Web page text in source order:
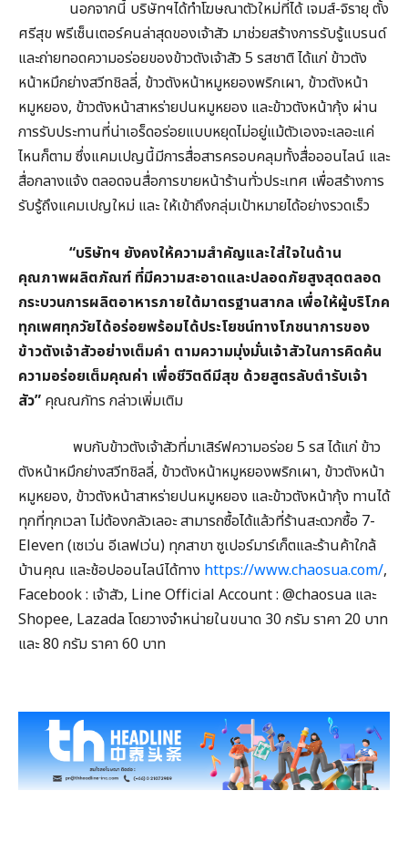
นอกจากนี้ บริษัทฯได้ทำโฆษณาตัวใหม่ที่ได้ เจมส์-จิรายุ ตั้ง
ศรีสุข พรีเซ็นเตอร์คนล่าสุดของเจ้าสัว มาช่วยสร้างการรับรู้แบรนด์
และถ่ายทอดความอร่อยของข้าวตังเจ้าสัว 5 รสชาติ ได้แก่ ข้าวตัง
หน้าหมึกย่างสวีทชิลลี่, ข้าวตังหน้าหมูหยองพริกเผา, ข้าวตังหน้า
หมูหยอง, ข้าวตังหน้าสาหร่ายปนหมูหยอง และข้าวตังหน้ากุ้ง ผ่าน
การรับประทานที่น่าเอร็ดอร่อยแบบหยุดไม่อยู่แม้ตัวเองจะเลอะแค่
ไหนก็ตาม ซึ่งแคมเปญนี้มีการสื่อสารครอบคลุมทั้งสื่อออนไลน์ และ
สื่อกลางแจ้ง ตลอดจนสื่อการขายหน้าร้านทั่วประเทศ เพื่อสร้างการ
รับรู้ถึงแคมเปญใหม่ และ ให้เข้าถึงกลุ่มเป้าหมายได้อย่างรวดเร็ว
“บริษัทฯ ยังคงให้ความสำคัญและใส่ใจในด้าน
คุณภาพผลิตภัณฑ์ ที่มีความสะอาดและปลอดภัยสูงสุดตลอด
กระบวนการผลิตอาหารภายใต้มาตรฐานสากล เพื่อให้ผู้บริโภค
ทุกเพศทุกวัยได้อร่อยพร้อมได้ประโยชน์ทางโภชนาการของ
ข้าวตังเจ้าสัวอย่างเต็มคำ ตามความมุ่งมั่นเจ้าสัวในการคิดค้น
ความอร่อยเต็มคุณค่า เพื่อชีวิตดีมีสุข ด้วยสูตรลับตำรับเจ้า
สัว” คุณณภัทร กล่าวเพิ่มเติม
พบกับข้าวตังเจ้าสัวที่มาเสิร์ฟความอร่อย 5 รส ได้แก่ ข้าว
ตังหน้าหมึกย่างสวีทชิลลี่, ข้าวตังหน้าหมูหยองพริกเผา, ข้าวตังหน้า
หมูหยอง, ข้าวตังหน้าสาหร่ายปนหมูหยอง และข้าวตังหน้ากุ้ง ทานได้
ทุกที่ทุกเวลา ไม่ต้องกลัวเลอะ สามารถซื้อได้แล้วที่ร้านสะดวกซื้อ 7-
Eleven (เซเว่น อีเลฟเว่น) ทุกสาขา ซูเปอร์มาร์เก็ตและร้านค้าใกล้
บ้านคุณ และช้อปออนไลน์ได้ทาง https://www.chaosua.com/,
Facebook : เจ้าสัว, Line Official Account : @chaosua และ
Shopee, Lazada โดยวางจำหน่ายในขนาด 30 กรัม ราคา 20 บาท
และ 80 กรัม ราคา 60 บาท